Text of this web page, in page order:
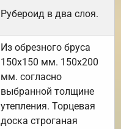
Рубероид в два слоя.
Из обрезного бруса
150х150 мм. 150х200
мм. согласно
выбранной толщине
утепления. Торцевая
доска строганая